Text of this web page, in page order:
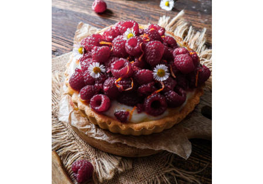
Vegan
/
Vegan
Skillet
Vegetable
Pie
with
Phyllo
Crust